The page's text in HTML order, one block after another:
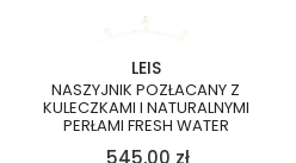
LEIS
NASZYJNIK POZŁACANY Z
KULECZKAMI I NATURALNYMI
PERŁAMI FRESH WATER
545,00 zł